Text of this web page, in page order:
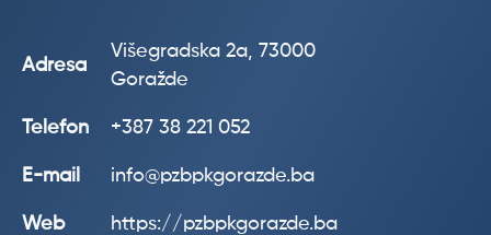
Adresa
Višegradska 2a, 73000
Goražde
Telefon +387 38 221 052
E-mail info@pzbpkgorazde.ba
Web https://pzbpkgorazde.ba